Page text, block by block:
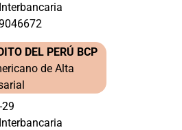
DEL PERÚ BCP
de Alta